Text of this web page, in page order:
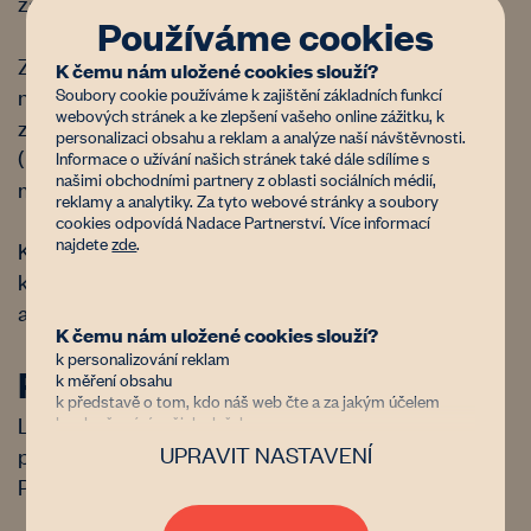
Zákon stanoví i horní limity vlastnictví. Jednotlivec
nebo firma mohou vlastnit maximálně 2 000 ha
zemědělské půdy. Skupina spřízněných osob
(manželé, rodiče, děti, holdingové společnosti)
může společně vlastnit maximálně 4 000 ha.
Každá transakce vyžaduje souhlas obecní komise,
která monitoruje legalitu převodu, což zvyšuje
administrativní zátěž a časovou náročnost.
Předkupní právo
Lotyšský systém upravuje zákonné předkupní
právo v případě prodeje zemědělské půdy.
Předkupní právo mají v tomto pořadí:
spoluvlastníci,
Používáme cookies
K čemu nám uložené cookies slouží?
Soubory cookie používáme k zajištění základních funkcí
webových stránek a ke zlepšení vašeho online zážitku, k
personalizaci obsahu a reklam a analýze naší návštěvnosti.
Informace o užívání našich stránek také dále sdílíme s
našimi obchodními partnery z oblasti sociálních médií,
reklamy a analytiky. Za tyto webové stránky a soubory
cookies odpovídá Nadace Partnerství. Více informací
najdetezde.
K čemu nám uložené cookies slouží?
k personalizování reklam
k měření obsahu
k představě o tom, kdo náš web čte a za jakým účelem
k vylepšování našich služeb
Důvěřujete nám?
stejně jako nám o zastavení znehodnocování půdy v Česku.
UPRAVIT NASTAVENÍ